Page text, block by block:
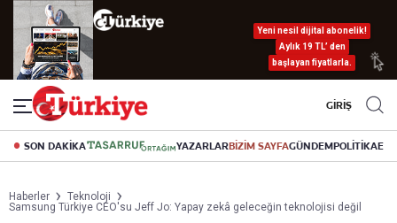
Yeni nesil dijital abonelik!
Aylık 19 TL’ den
başlayan fiyatlarla.
GİRİŞ
SON DAKİKA YAZARLARBİZİM SAYFAGÜNDEMPOLİTİKA
Haberler
Teknoloji
Samsung Türkiye CEO'su Jeff Jo: Yapay zekâ geleceğin teknolojisi değil